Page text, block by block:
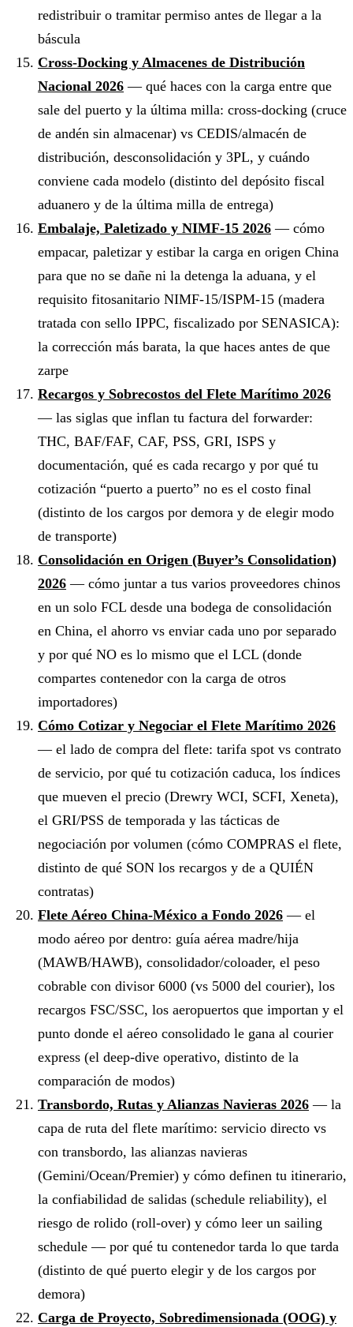
redistribuir o tramitar permiso antes de llegar a la
báscula
Cross-Docking y Almacenes de Distribución
Nacional 2026 — qué haces con la carga entre que
sale del puerto y la última milla: cross-docking (cruce
de andén sin almacenar) vs CEDIS/almacén de
distribución, desconsolidación y 3PL, y cuándo
conviene cada modelo (distinto del depósito fiscal
aduanero y de la última milla de entrega)
Embalaje, Paletizado y NIMF-15 2026 — cómo
empacar, paletizar y estibar la carga en origen China
para que no se dañe ni la detenga la aduana, y el
requisito fitosanitario NIMF-15/ISPM-15 (madera
tratada con sello IPPC, fiscalizado por SENASICA):
la corrección más barata, la que haces antes de que
zarpe
Recargos y Sobrecostos del Flete Marítimo 2026
— las siglas que inflan tu factura del forwarder:
THC, BAF/FAF, CAF, PSS, GRI, ISPS y
documentación, qué es cada recargo y por qué tu
cotización “puerto a puerto” no es el costo final
(distinto de los cargos por demora y de elegir modo
de transporte)
Consolidación en Origen (Buyer’s Consolidation)
2026 — cómo juntar a tus varios proveedores chinos
en un solo FCL desde una bodega de consolidación
en China, el ahorro vs enviar cada uno por separado
y por qué NO es lo mismo que el LCL (donde
compartes contenedor con la carga de otros
importadores)
Cómo Cotizar y Negociar el Flete Marítimo 2026
— el lado de compra del flete: tarifa spot vs contrato
de servicio, por qué tu cotización caduca, los índices
que mueven el precio (Drewry WCI, SCFI, Xeneta),
el GRI/PSS de temporada y las tácticas de
negociación por volumen (cómo COMPRAS el flete,
distinto de qué SON los recargos y de a QUIÉN
contratas)
Flete Aéreo China-México a Fondo 2026 — el
modo aéreo por dentro: guía aérea madre/hija
(MAWB/HAWB), consolidador/coloader, el peso
cobrable con divisor 6000 (vs 5000 del courier), los
recargos FSC/SSC, los aeropuertos que importan y el
punto donde el aéreo consolidado le gana al courier
express (el deep-dive operativo, distinto de la
comparación de modos)
Transbordo, Rutas y Alianzas Navieras 2026 — la
capa de ruta del flete marítimo: servicio directo vs
con transbordo, las alianzas navieras
(Gemini/Ocean/Premier) y cómo definen tu itinerario,
la confiabilidad de salidas (schedule reliability), el
riesgo de rolido (roll-over) y cómo leer un sailing
schedule — por qué tu contenedor tarda lo que tarda
(distinto de qué puerto elegir y de los cargos por
demora)
Carga de Proyecto, Sobredimensionada (OOG) y